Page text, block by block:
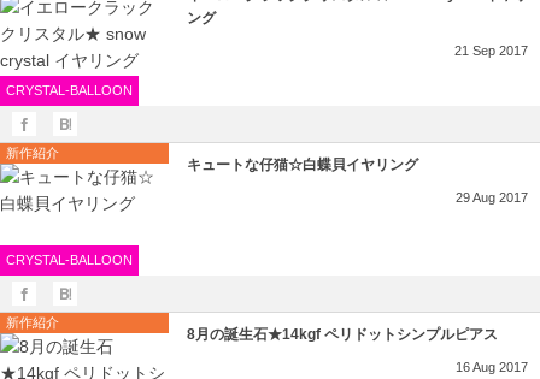
CRYSTAL-BALLOON
ング
21 Sep 2017
新作紹介
CRYSTAL-BALLOON
キュートな仔猫☆白蝶貝イヤリング
29Aug 2017
新作紹介
8月の誕生石★14kgf ペリドットシンプルピアス
16Aug 2017